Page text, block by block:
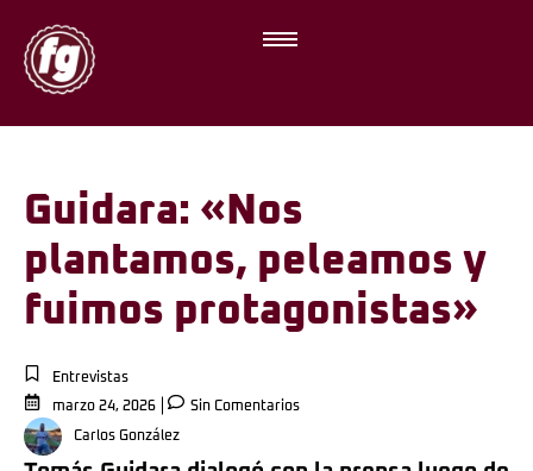
Guidara: «Nos
plantamos, peleamos y
fuimos protagonistas»
Entrevistas
marzo 24, 2026
Sin Comentarios
Carlos González